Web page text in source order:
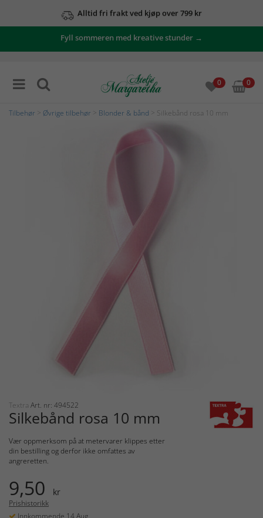
Alltid fri frakt ved kjøp over 799 kr
Fyll sommeren med kreative stunder →
0 0
Tilbehør Øvrige tilbehør Blonder & bånd > Silkebånd rosa 10 mm
Textra Art. nr: 494522
Silkebånd rosa 10 mm
Vær oppmerksom på at metervarer klippes etter
din bestilling og derfor ikke omfattes av
angreretten.
9,50 kr
Prishistorikk